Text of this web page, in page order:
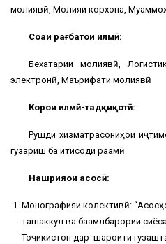
молиявӣ, Молияи корхона,
Соҳаи рағбатҳои илмӣ:
Бехатарии молиявӣ,
электронӣ, Маърифати молиявӣ
Корҳои илмӣ-тадқиқотӣ:
Рушди хизматрасониҳои
гузариш ба иқтисоди рақамӣ
Нашрияҳои асосӣ:
Монографияи колективӣ:
ташаккул ва баамлбарории
Тоҷикистон дар шароити